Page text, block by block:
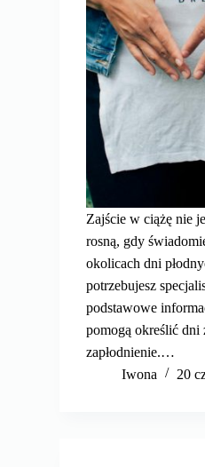
Zajście w ciążę nie
rosną, gdy
okolicach dni
potrzebujesz
podstawowe
pomogą określić dni
zapłodnienie.…
Iwona
20